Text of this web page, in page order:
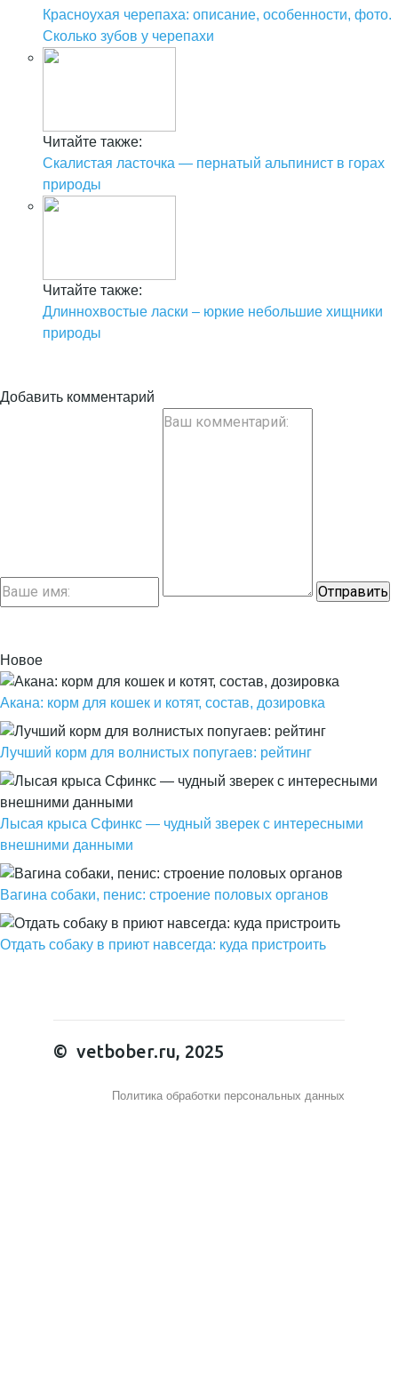
Красноухая черепаха: описание, особенности, фото.
Сколько зубов у черепахи
Читайте также:
Скалистая ласточка — пернатый альпинист в горах
природы
Читайте также:
Длиннохвостые ласки – юркие небольшие хищники
природы
Добавить комментарий
Новое
Акана: корм для кошек и котят, состав, дозировка
Лучший корм для волнистых попугаев: рейтинг
Лысая крыса Сфинкс — чудный зверек с интересными
внешними данными
Вагина собаки, пенис: строение половых органов
Отдать собаку в приют навсегда: куда пристроить
© vetbober.ru, 2025
Политика обработки персональных данных